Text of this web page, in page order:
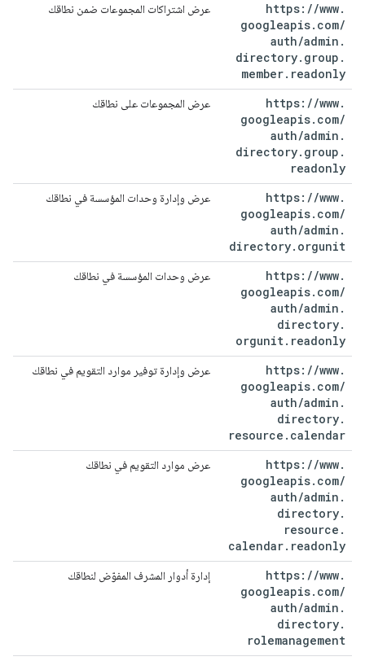
https: //www.
googleapis. com/
auth/admin .
directory. group .
member. readonly
عرض اشتراكات المجموعات ضمن نطاقك
https: //www.
googleapis. com/
auth/admin .
directory. group .
readonly
عرض المجموعات على نطاقك
https: //www.
googleapis. com/
auth/admin .
directory. orgunit
عرض وإدارة وحدات المؤسسة في نطاقك
https: //www.
googleapis. com/
auth/admin .
directory.
orgunit. readonly
عرض وحدات المؤسسة في نطاقك
https: //www.
googleapis. com/
auth/admin .
directory.
resource . calendar
عرض وإدارة توفير موارد التقويم في نطاقك
https: //www.
googleapis. com/
auth/admin .
directory.
resource .
calendar. readonly
عرض موارد التقويم في نطاقك
https: //www.
googleapis. com/
auth/admin .
directory.
rolemanagement
إدارة أدوار المشرف المفوّض لنطاقك